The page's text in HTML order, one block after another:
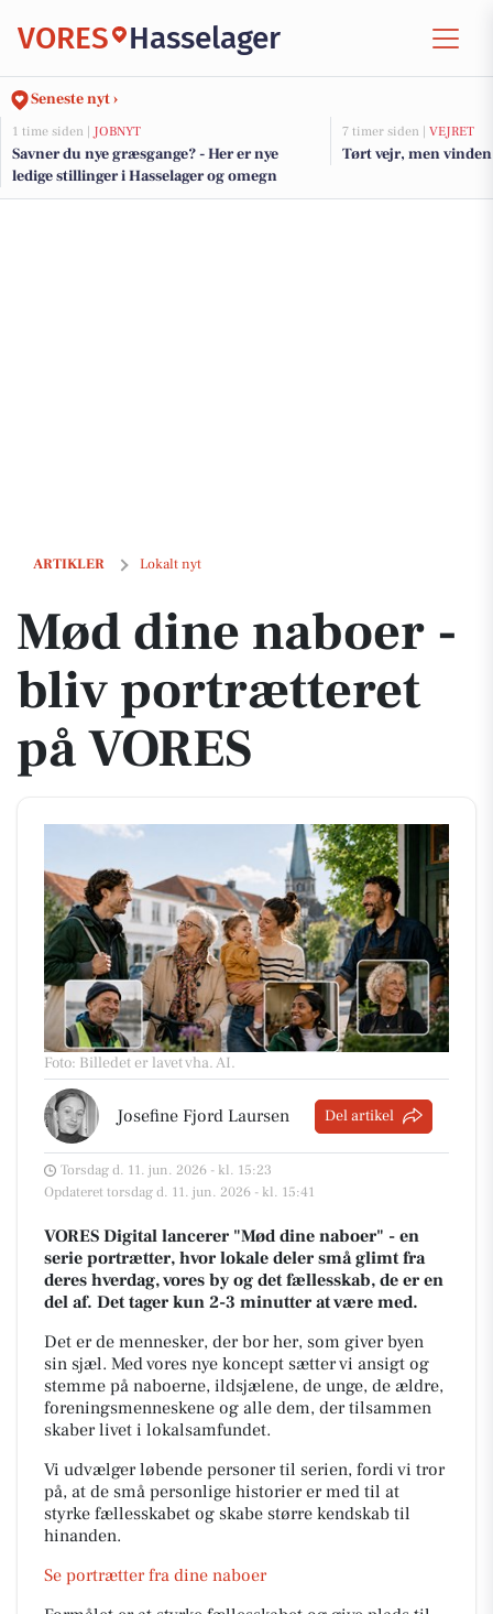
VORES Hasselager
Seneste nyt ›
1 time siden | JOBNYT
Savner du nye græsgange? - Her er nye
ledige stillinger i Hasselager og omegn
7 timer siden | VEJRET
Tørt vejr, men
ARTIKLER Lokalt nyt
Mød dine naboer - bliv portrætteret på VORES
Mød dine naboer -
bliv portrætteret
på VORES
Foto: Billedet er lavet vha. AI.
Josefine Fjord Laursen Del artikel
Torsdag d. 11. jun. 2026 - kl. 15:23
Opdateret torsdag d. 11. jun. 2026 - kl. 15:41
VORES Digital lancerer "Mød dine naboer" - en
serie portrætter, hvor lokale deler små glimt fra
deres hverdag, vores by og det fællesskab, de er en
del af. Det tager kun 2-3 minutter at være med.
Det er de mennesker, der bor her, som giver byen
sin sjæl. Med vores nye koncept sætter vi ansigt og
stemme på naboerne, ildsjælene, de unge, de ældre,
foreningsmenneskene og alle dem, der tilsammen
skaber livet i lokalsamfundet.
Vi udvælger løbende personer til serien, fordi vi tror
på, at de små personlige historier er med til at
styrke fællesskabet og skabe større kendskab til
hinanden.
Se portrætter fra dine naboer